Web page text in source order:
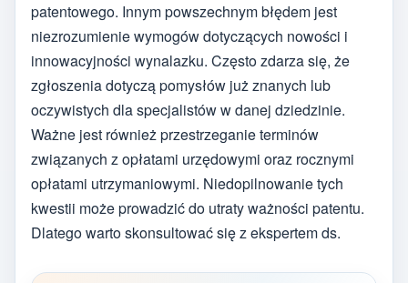
patentowego. Innym powszechnym błędem jest
niezrozumienie wymogów dotyczących nowości i
innowacyjności wynalazku. Często zdarza się, że
zgłoszenia dotyczą pomysłów już znanych lub
oczywistych dla specjalistów w danej dziedzinie.
Ważne jest również przestrzeganie terminów
związanych z opłatami urzędowymi oraz rocznymi
opłatami utrzymaniowymi. Niedopilnowanie tych
kwestii może prowadzić do utraty ważności patentu.
Dlatego warto skonsultować się z ekspertem ds.